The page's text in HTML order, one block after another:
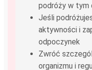
podróży w tym
Jeśli
aktywności i
odpoczynek
Zwróć
organizmu i